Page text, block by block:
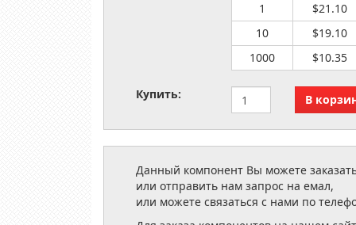
1
$21.10
10
$19.10
1000
$10.35
Купить:
Данный компонент Вы можете
или отправить нам запрос на емал,
или можете связаться с нами по